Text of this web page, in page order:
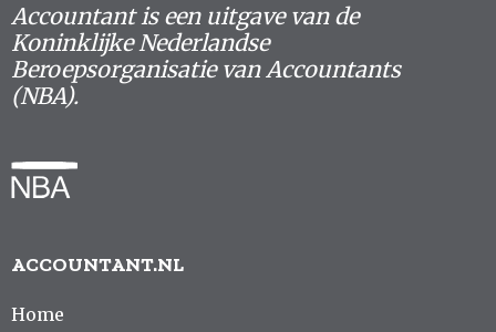
Accountant is een uitgave van de
Koninklijke Nederlandse
Beroepsorganisatie van Accountants
(NBA).
ACCOUNTANT.NL
Home